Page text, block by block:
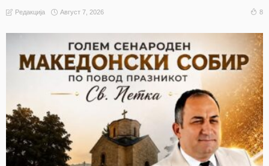
Редакција Август 7, 2026 8